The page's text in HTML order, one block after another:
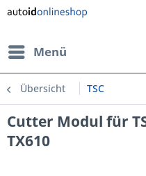
Menü
Übersicht TSC
Cutter Modul für
TX610